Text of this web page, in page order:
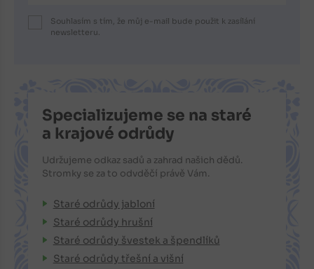
Souhlasím s tím, že můj e-mail bude použit k zasílání
newsletteru.
Specializujeme se na staré
a krajové odrůdy
Udržujeme odkaz sadů a zahrad našich dědů.
Stromky se za to odvděčí právě Vám.
Staré odrůdy jabloní
Staré odrůdy hrušní
Staré odrůdy švestek a špendlíků
Staré odrůdy třešní a višní